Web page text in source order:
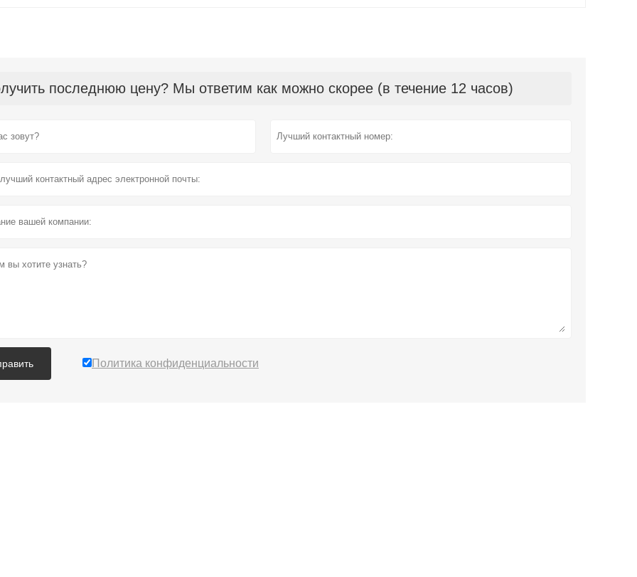
последнюю цену? Мы ответим как можно скорее (в течение 12 часов)
Политика конфиденциальности